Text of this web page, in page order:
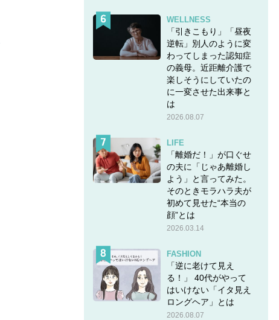
WELLNESS
「引きこもり」「昼夜
逆転」別人のように変
わってしまった認知症
の義母。近距離介護で
楽しそうにしていたの
に一変させた出来事と
は
2026.08.07
LIFE
「離婚だ！」が口ぐせ
の夫に「じゃあ離婚し
よう」と言ってみた。
そのときモラハラ夫が
初めて見せた“本当の
顔”とは
2026.03.14
FASHION
「逆に老けて見え
る！」 40代がやって
はいけない「イタ見え
ロングヘア」とは
2026.08.07